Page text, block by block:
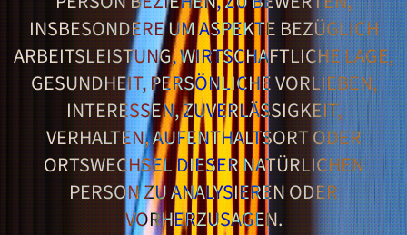
INSBESONDERE UM ASPEKTE BEZÜGLICH
ARBEITSLEISTUNG, WIRTSCHAFTLICHE LAGE,
GESUNDHEIT, PERSÖNLICHE VORLIEBEN,
INTERESSEN, ZUVERLÄSSIGKEIT,
VERHALTEN, AUFENTHALTSORT ODER
ORTSWECHSEL DIESER NATÜRLICHEN
PERSON ZU ANALYSIEREN ODER
VORHERZUSAGEN.